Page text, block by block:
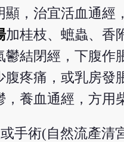
顯，治宜活血通經
加桂枝、蟅蟲、香
鬱結閉經，下腹作
腹疼痛，或乳房發
，養血通經，方用
手術(自然流產清